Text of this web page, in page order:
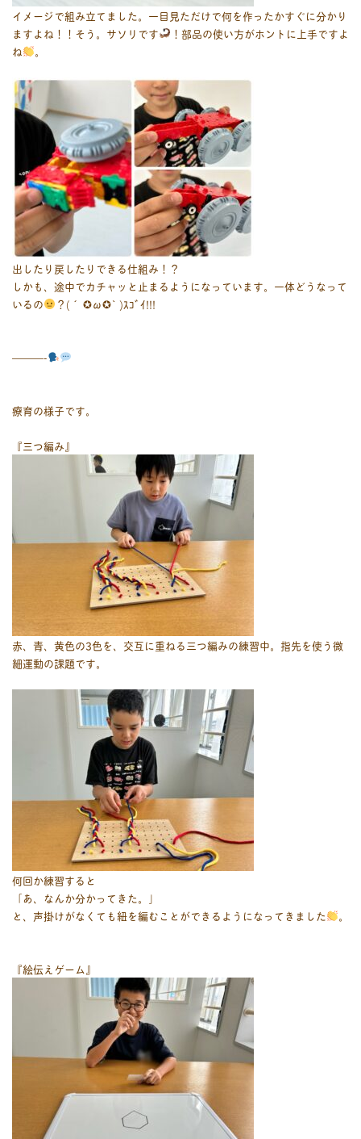
イメージで組み立てました。一目見ただけで何を作ったかすぐに分かり
ますよね！！そう。サソリです
！部品の使い方がホントに上手ですよ
ね
。
出したり戻したりできる仕組み！？
しかも、途中でカチャッと止まるようになっています。一体どうなって
いるの
？(´ ✪ω✪` )ｽｺﾞｲ!!!
———-
療育の様子です。
『三つ編み』
赤、青、黄色の3色を、交互に重ねる三つ編みの練習中。指先を使う微
細運動の課題です。
何回か練習すると
「あ、なんか分かってきた。」
と、声掛けがなくても紐を編むことができるようになってきました
。
『絵伝えゲーム』